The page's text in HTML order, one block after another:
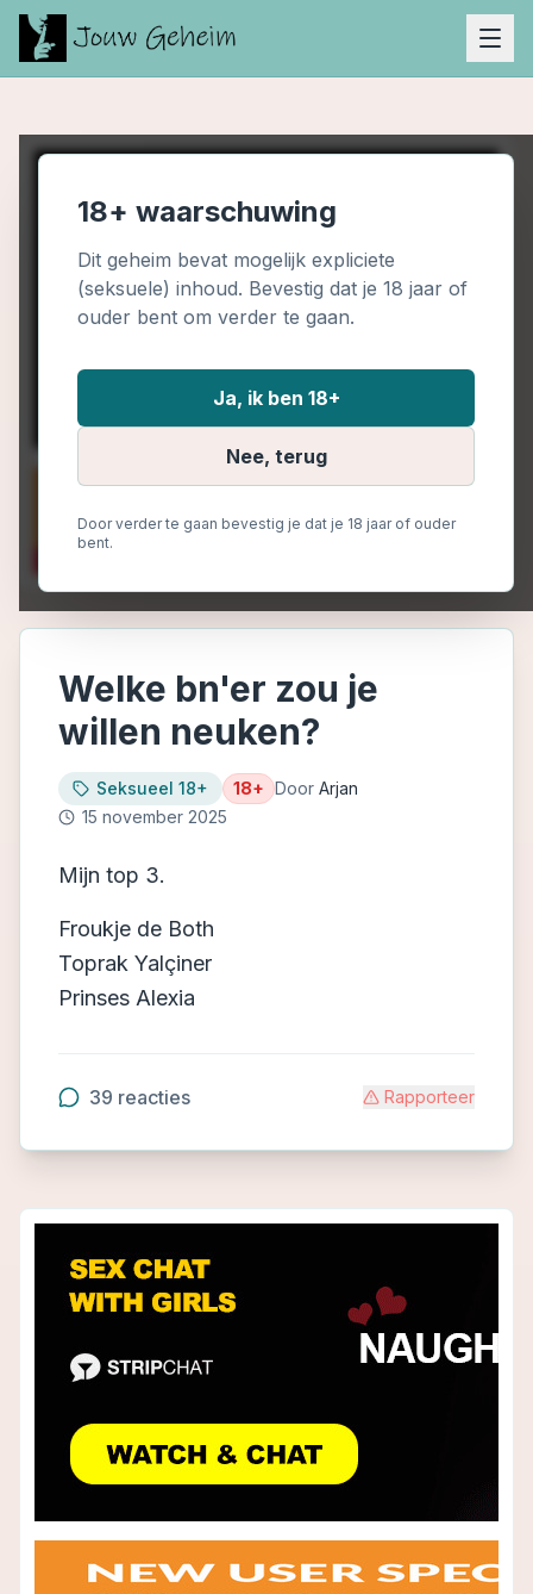
18+ waarschuwing
Dit geheim bevat mogelijk expliciete
(seksuele) inhoud. Bevestig dat je 18 jaar of
ouder bent om verder te gaan.
Ja, ik ben 18+
Nee, terug
Door verder te gaan bevestig je dat je 18 jaar of ouder
bent.
Welke bn'er zou je
willen neuken?
Seksueel 18+ 18+ Door Arjan
15 november 2025
Mijn top 3.
Froukje de Both
Toprak Yalçiner
Prinses Alexia
39 reacties Rapporteer